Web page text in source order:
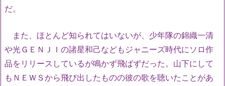
だ。
また、ほとんど知られてはいないが、少年隊の錦織一清
や光ＧＥＮＪＩの諸星和己などもジャニーズ時代にソロ作
品をリリースしているが鳴かず飛ばずだった。山下にして
もＮＥＷＳから飛び出したものの彼の歌を聴いたことがあ